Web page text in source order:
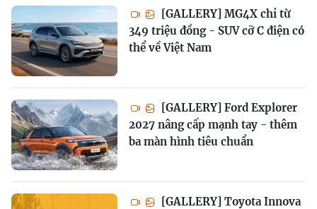
[GALLERY] MG4X chỉ từ
349 triệu đồng - SUV cỡ C điện có
thể về Việt Nam
[GALLERY] Ford Explorer
2027 nâng cấp mạnh tay - thêm
ba màn hình tiêu chuẩn
[GALLERY] Toyota Innova